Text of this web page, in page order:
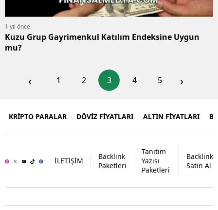
1 yıl önce
Kuzu Grup Gayrimenkul Katılım Endeksine Uygun
mu?
‹ 1 2 3 4 5 ›
KRİPTO PARALAR DÖVİZ FİYATLARI ALTIN FİYATLARI
İLETİŞİM
Backlink
Paketleri
Tanıtım
Yazısı
Paketleri
Backlink
Satın Al